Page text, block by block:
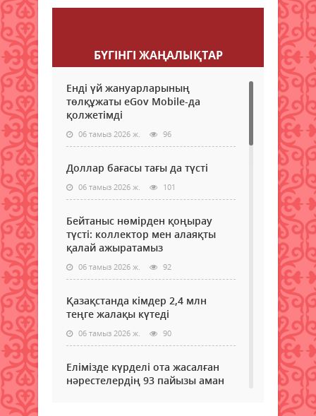
БҮГІНГI ЖАҢАЛЫҚТАР
Енді үй жануарларының
төлқұжаты eGov Mobile-да
қолжетімді
06 тамыз 2026 ж. 96
Доллар бағасы тағы да түсті
06 тамыз 2026 ж. 101
Бейтаныс нөмірден қоңырау
түсті: коллектор мен алаяқты
қалай ажыратамыз
06 тамыз 2026 ж. 92
Қазақстанда кімдер 2,4 млн
теңге жалақы күтеді
06 тамыз 2026 ж. 90
Елімізде күрделі ота жасалған
нәрестелердің 93 пайызы аман